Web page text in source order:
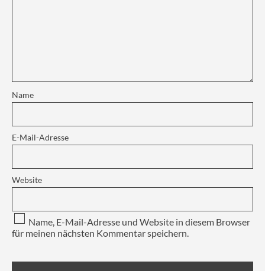
Name
E-Mail-Adresse
Website
Name, E-Mail-Adresse und Website in diesem Browser
für meinen nächsten Kommentar speichern.